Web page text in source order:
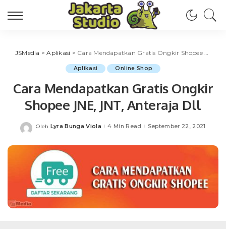
JSMedia >Aplikasi > Cara Mendapatkan Gratis Ongkir Shopee JNE, JNT, Anteraja Dll
Aplikasi Online Shop
Cara Mendapatkan Gratis Ongkir
Shopee JNE, JNT, Anteraja Dll
Posted
Oleh Lyra Bunga Viola 4 Min Read September 22, 2021